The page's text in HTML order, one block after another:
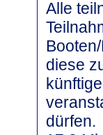
Alle
diese
dürfen.